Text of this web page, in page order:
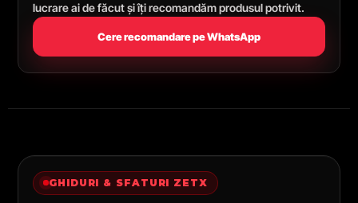
lucrare ai de făcut și îți recomandăm produsul potrivit.
Cere recomandare pe WhatsApp
GHIDURI & SFATURI ZETX